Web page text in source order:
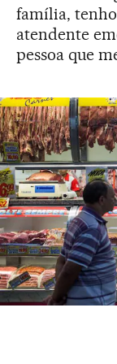
família,
atendente
pessoa que